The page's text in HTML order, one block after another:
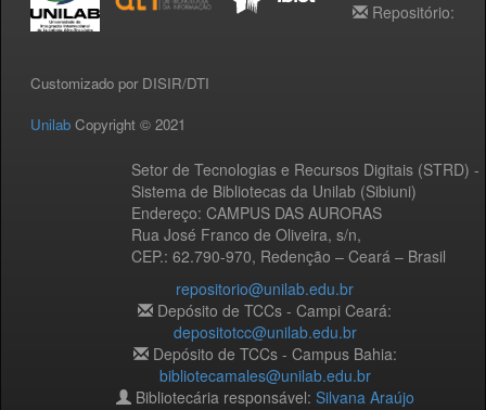
Customizado por DISIR/DTI
Unilab Copyright © 2021
Setor de Tecnologias e Recursos Digitais (STRD) -
Sistema de Bibliotecas da Unilab (Sibiuni)
Endereço: CAMPUS DAS AURORAS
Rua José Franco de Oliveira, s/n,
CEP.: 62.790-970, Redenção – Ceará – Brasil
Repositório:
repositorio@unilab.edu.br
Depósito de TCCs - Campi Ceará:
depositotcc@unilab.edu.br
Depósito de TCCs - Campus Bahia:
bibliotecamales@unilab.edu.br
Bibliotecária responsável: Silvana Araújo